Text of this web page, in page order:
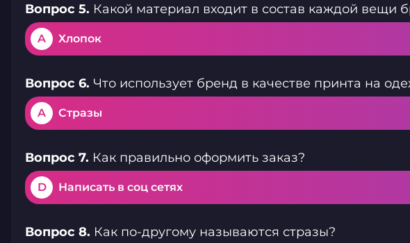
Вопрос 5. Какой материал входит в состав каждой вещи
A Хлопок
Вопрос 6. Что использует бренд в качестве принта на
A Стразы
Вопрос 7. Как правильно оформить заказ?
D Написать в соц сетях
Вопрос 8. Как по-другому называются стразы?